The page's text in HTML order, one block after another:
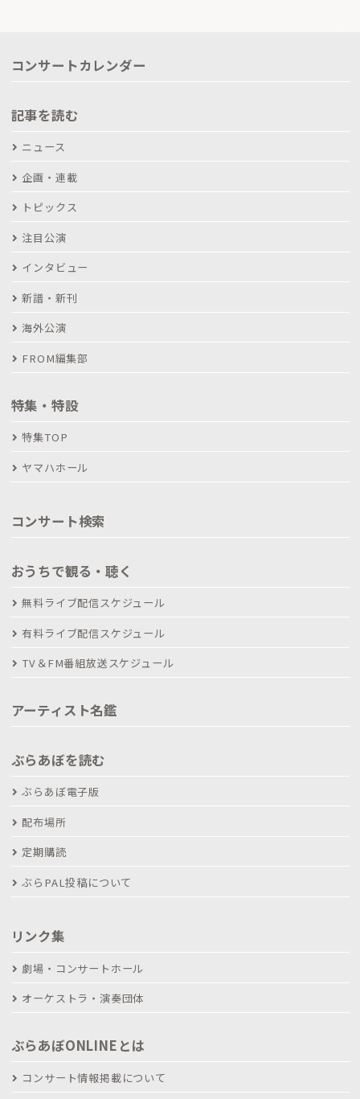
コンサートカレンダー
記事を読む
ニュース
企画・連載
トピックス
注目公演
インタビュー
新譜・新刊
海外公演
FROM編集部
特集・特設
特集TOP
ヤマハホール
コンサート検索
おうちで観る・聴く
無料ライブ配信スケジュール
有料ライブ配信スケジュール
TV＆FM番組放送スケジュール
アーティスト名鑑
ぶらあぼを読む
ぶらあぼ電子版
配布場所
定期購読
ぶらPAL投稿について
リンク集
劇場・コンサートホール
オーケストラ・演奏団体
ぶらあぼONLINEとは
コンサート情報掲載について